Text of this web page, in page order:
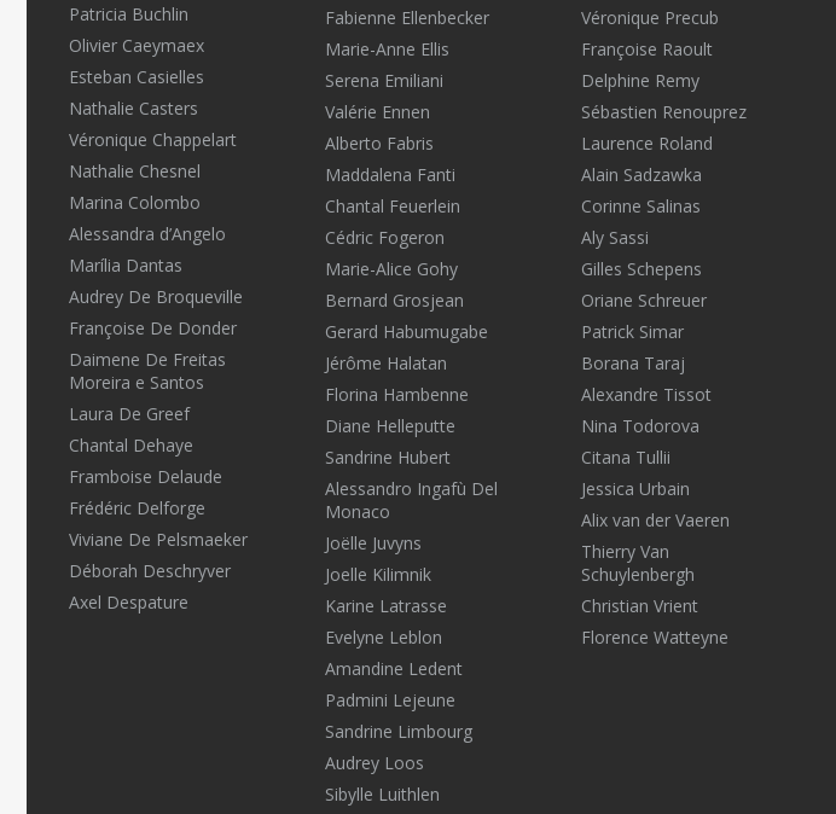
Patricia Buchlin
Olivier Caeymaex
Esteban Casielles
Nathalie Casters
Véronique Chappelart
Nathalie Chesnel
Marina Colombo
Alessandra d’Angelo
Marília Dantas
Audrey De Broqueville
Françoise De Donder
Daimene De Freitas
Moreira e Santos
Laura De Greef
Chantal Dehaye
Framboise Delaude
Frédéric Delforge
Viviane De Pelsmaeker
Déborah Deschryver
Axel Despature
Fabienne Ellenbecker
Marie-Anne Ellis
Serena Emiliani
Valérie Ennen
Alberto Fabris
Maddalena Fanti
Chantal Feuerlein
Cédric Fogeron
Marie-Alice Gohy
Bernard Grosjean
Gerard Habumugabe
Jérôme Halatan
Florina Hambenne
Diane Helleputte
Sandrine Hubert
Alessandro Ingafù Del
Monaco
Joëlle Juvyns
Joelle Kilimnik
Karine Latrasse
Evelyne Leblon
Amandine Ledent
Padmini Lejeune
Sandrine Limbourg
Audrey Loos
Sibylle Luithlen
Véronique Precub
Françoise Raoult
Delphine Remy
Sébastien Renouprez
Laurence Roland
Alain Sadzawka
Corinne Salinas
Aly Sassi
Gilles Schepens
Oriane Schreuer
Patrick Simar
Borana Taraj
Alexandre Tissot
Nina Todorova
Citana Tullii
Jessica Urbain
Alix van der Vaeren
Thierry Van
Schuylenbergh
Christian Vrient
Florence Watteyne